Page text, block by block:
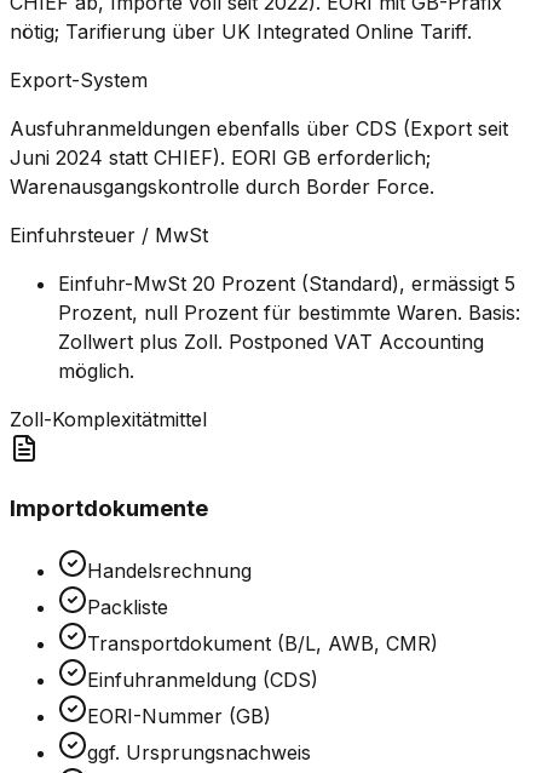
nötig; Tarifierung über UK Integrated Online Tariff.
Export-System
Ausfuhranmeldungen ebenfalls über CDS (Export seit
Juni 2024 statt CHIEF). EORI GB erforderlich;
Warenausgangskontrolle durch Border Force.
Einfuhrsteuer / MwSt
Einfuhr-MwSt 20 Prozent (Standard), ermässigt 5
Prozent, null Prozent für bestimmte Waren. Basis:
Zollwert plus Zoll. Postponed VAT Accounting
möglich.
Zoll-Komplexitätmittel
Importdokumente
Handelsrechnung
Packliste
Transportdokument (B/L, AWB, CMR)
Einfuhranmeldung (CDS)
EORI-Nummer (GB)
ggf. Ursprungsnachweis